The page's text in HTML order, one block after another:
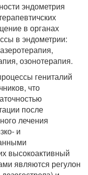
эндометрия
в органах
в эндометрии:
озонотерапия.
гениталий
что
после
лечения
и
высокоактивный
являются регулон